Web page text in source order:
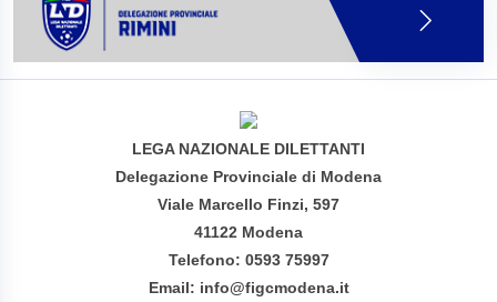
LEGA NAZIONALE DILETTANTI
Delegazione Provinciale di Modena
Viale Marcello Finzi, 597
41122 Modena
Telefono: 0593 75997
Email: info@figcmodena.it